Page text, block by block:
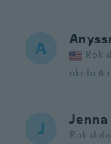
A Rok
około 6
J Jenna
Rok